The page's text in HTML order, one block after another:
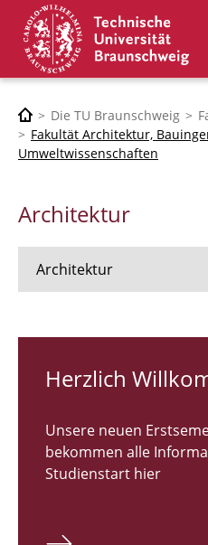
Die TU Braunschweig
Fakultät Architektur,
Umweltwissenschaften
Architektur
Architektur
RUNDGANG 26
Bachelor Architektur
Master Architektur
Herzlich
Unsere neuen
bekommen alle
Studienstart hier